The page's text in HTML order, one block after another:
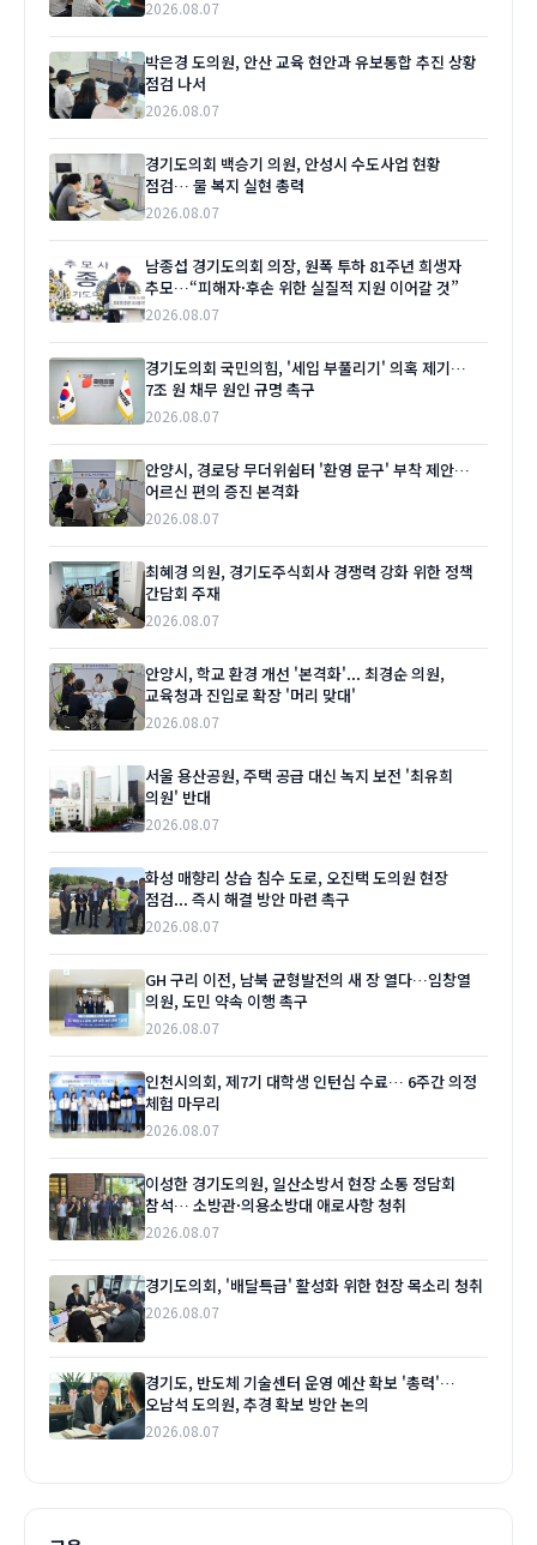
2026.08.07
박은경 도의원, 안산 교육 현안과 유보통합 추진 상황
점검 나서
2026.08.07
경기도의회 백승기 의원, 안성시 수도사업 현황
점검… 물 복지 실현 총력
2026.08.07
남종섭 경기도의회 의장, 원폭 투하 81주년 희생자
추모…“피해자·후손 위한 실질적 지원 이어갈 것”
2026.08.07
경기도의회 국민의힘, '세입 부풀리기' 의혹 제기…
7조 원 채무 원인 규명 촉구
2026.08.07
안양시, 경로당 무더위쉼터 '환영 문구' 부착 제안…
어르신 편의 증진 본격화
2026.08.07
최혜경 의원, 경기도주식회사 경쟁력 강화 위한 정책
간담회 주재
2026.08.07
안양시, 학교 환경 개선 '본격화'... 최경순 의원,
교육청과 진입로 확장 '머리 맞대'
2026.08.07
서울 용산공원, 주택 공급 대신 녹지 보전 '최유희
의원' 반대
2026.08.07
화성 매향리 상습 침수 도로, 오진택 도의원 현장
점검... 즉시 해결 방안 마련 촉구
2026.08.07
GH 구리 이전, 남북 균형발전의 새 장 열다…임창열
의원, 도민 약속 이행 촉구
2026.08.07
인천시의회, 제7기 대학생 인턴십 수료… 6주간 의정
체험 마무리
2026.08.07
이성한 경기도의원, 일산소방서 현장 소통 정담회
참석… 소방관·의용소방대 애로사항 청취
2026.08.07
경기도의회, '배달특급' 활성화 위한 현장 목소리 청취
2026.08.07
경기도, 반도체 기술센터 운영 예산 확보 '총력'…
오남석 도의원, 추경 확보 방안 논의
2026.08.07